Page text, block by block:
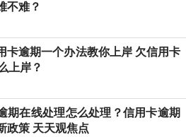
不难？
卡逾期一个办法教你上岸 欠信用卡
上岸？
期在线处理怎么处理？信用卡逾期
政策 天天观焦点